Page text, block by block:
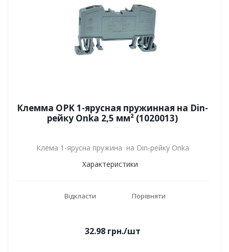
Клемма OPK 1-ярусная пружинная на Din-
рейку Onka 2,5 мм² (1020013)
Клема 1-ярусна пружина на Din-рейку Onka
Характеристики
Відкласти Порівняти
32.98 грн./шт